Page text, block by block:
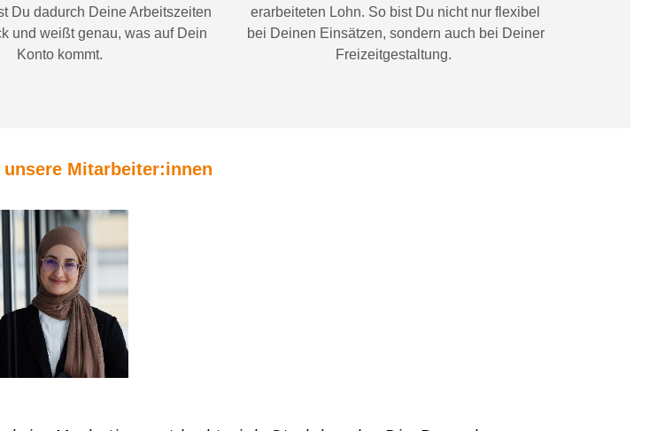
Du dadurch Deine Arbeitszeiten
und weißtgenau, was auf Dein
Konto kommt.
erarbeiteten Lohn. So bist Du nicht nur flexibel
bei Deinen Einsätzen, sondern auch bei Deiner
Freizeitgestaltung.
unsere Mitarbeiter:innen